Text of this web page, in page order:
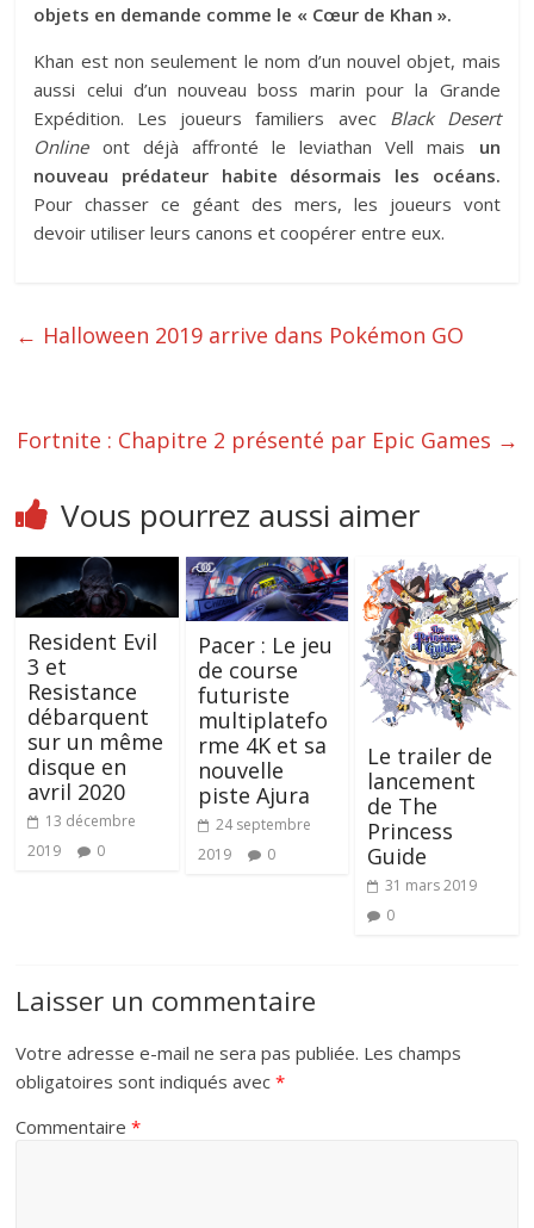
objets en demande comme le « Cœur de Khan ».
Khan est non seulement le nom d’un nouvel objet, mais
aussi celui d’un nouveau boss marin pour la Grande
Expédition. Les joueurs familiers avec Black Desert
Online ont déjà affronté le leviathan Vell mais un
nouveau prédateur habite désormais les océans.
Pour chasser ce géant des mers, les joueurs vont
devoir utiliser leurs canons et coopérer entre eux.
← Halloween 2019 arrive dans Pokémon GO
Fortnite : Chapitre 2 présenté par Epic Games →
Vous pourrez aussi aimer
Resident Evil
3 et
Resistance
débarquent
sur un même
disque en
avril 2020
13 décembre
2019
0
Pacer : Le jeu
de course
futuriste
multiplatefo
rme 4K et sa
nouvelle
piste Ajura
24 septembre
2019
0
Le trailer de
lancement
de The
Princess
Guide
31 mars 2019
0
Laisser un commentaire
Votre adresse e-mail ne sera pas publiée. Les champs
obligatoires sont indiqués avec*
Commentaire*